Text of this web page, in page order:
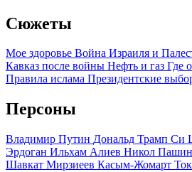
Сюжеты
Мое здоровье Война Израиля и
Кавказ после войны Нефть и газ Где
Правила ислама Президентские
Персоны
Владимир Путин Дональд Трамп Си
Эрдоган Ильхам Алиев Никол
Шавкат Мирзиеев Касым-Жомарт